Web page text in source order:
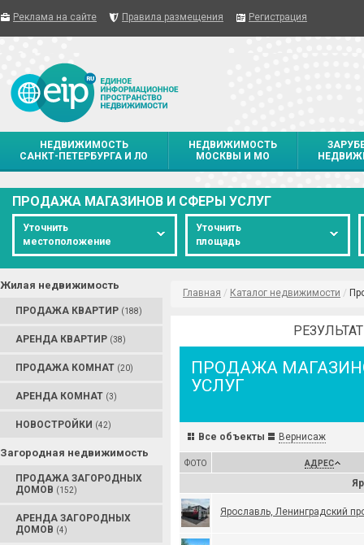
Реклама на сайте Правила размещения Регистрация
НЕДВИЖИМОСТЬ
САНКТ-ПЕТЕРБУРГА И ЛО
НЕДВИЖИМОСТЬ
МОСКВЫ И МО
ПРОДАЖА МАГАЗИНОВ И СФЕРЫ УСЛУГ
Уточнить
местоположение
Уточнить
площадь
Жилая недвижимость
ПРОДАЖА КВАРТИР (188)
АРЕНДА КВАРТИР (38)
ПРОДАЖА КОМНАТ (20)
АРЕНДА КОМНАТ (3)
НОВОСТРОЙКИ (42)
Загородная недвижимость
ПРОДАЖА ЗАГОРОДНЫХ
ДОМОВ (152)
АРЕНДА ЗАГОРОДНЫХ
ДОМОВ (4)
Главная / Каталог недвижимости /
ПРОДАЖА
УСЛУГ
Все объекты Вернисаж
ФОТО АДРЕС
Ярославль, Ленинградский